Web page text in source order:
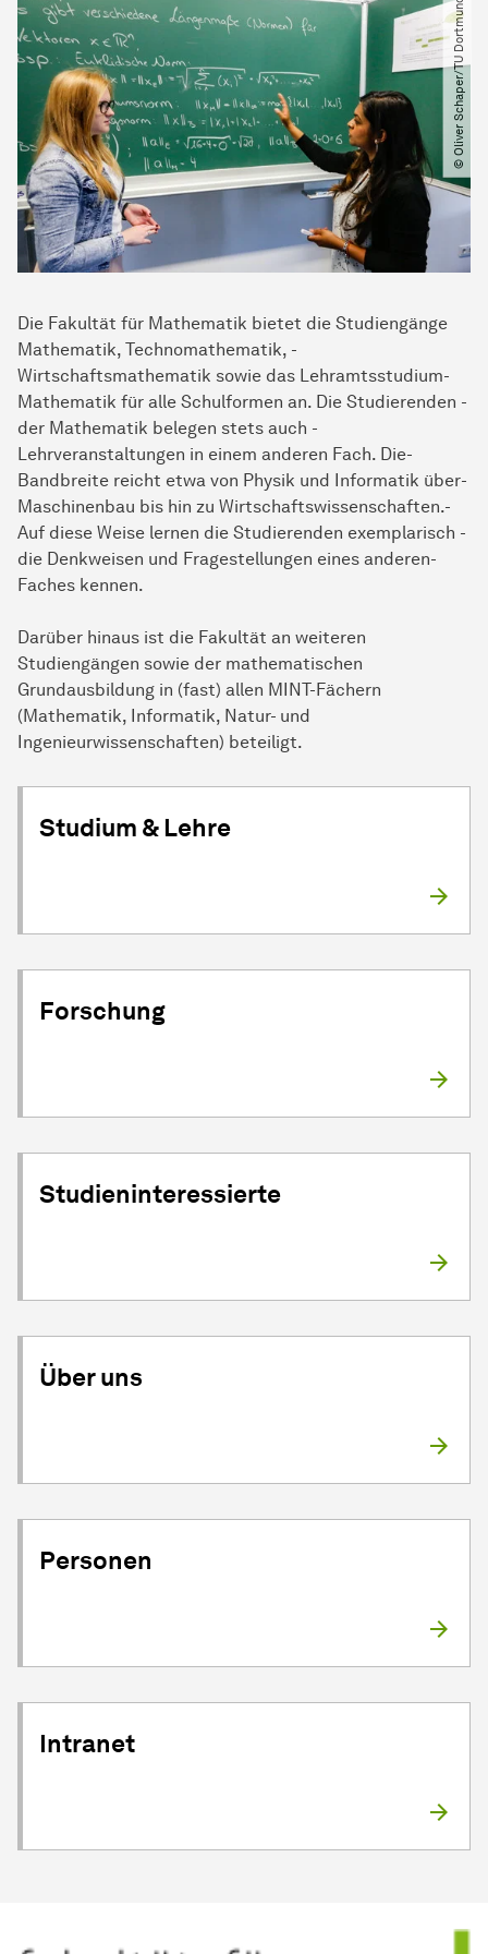
© Oliver Schaper​/​TU Dortmund
Die­ Fakultät für Mathematik ­bietet­ die ­­Studiengänge
Mathematik, ­Technomathe­matik, ­
Wirtschaftsmathematik ­sowie das­ Lehramtsstudium­
Mathematik­ für­ alle Schulformen an. ­Die ­Studierenden ­
der ­Mathematik belegen stets auch ­
Lehrveranstaltungen­ in­ einem anderen­ Fach.­ Die­
Bandbreite ­reicht ­etwa ­von ­Physik und ­Informatik über­
Maschinenbau­ bis­ hin­ zu Wirtschaftswissenschaften.­
Auf­ diese­ Weise­ lernen die Studierenden ­exemplarisch ­
die ­Denkweisen und­ Fragestellungen­ eines­ anderen­
Faches kennen.
Darüber hinaus ist die Fakultät an weiteren
Studiengängen sowie der mathematischen
Grundausbildung in (fast) allen MINT-Fä­chern
(Mathematik, Informatik, Natur- und
Ingenieurwissenschaften) beteiligt.
Studium & Lehre
Forschung
Studieninteressierte
Über uns
Personen
Intranet